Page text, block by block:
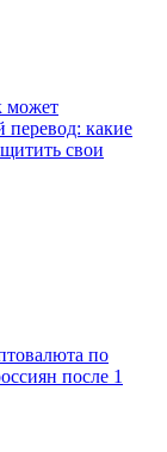
может
перевод: какие
свои
по
после 1